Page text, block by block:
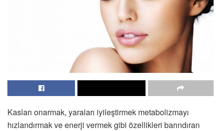
Kasları onarmak, yaraları iyileştirmek metabolizmayı
hızlandırmak ve enerji vermek gibi özellikleri barındıran